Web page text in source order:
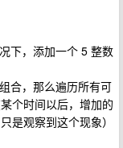
下，添加一个 5 整数
合，那么遍历所有可
个时间以后，增加的
是观察到这个现象）